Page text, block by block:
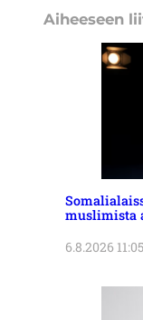
Aiheeseen
muslimista
6.8.2026 11:05